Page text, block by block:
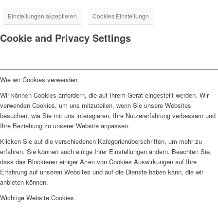
Einstellungen akzeptieren Cookies Einstellungn
Cookie and Privacy Settings
Wie wir Cookies verwenden
Wir können Cookies anfordern, die auf Ihrem Gerät eingestellt werden. Wir
verwenden Cookies, um uns mitzuteilen, wenn Sie unsere Websites
besuchen, wie Sie mit uns interagieren, Ihre Nutzererfahrung verbessern und
Ihre Beziehung zu unserer Website anpassen.
Klicken Sie auf die verschiedenen Kategorienüberschriften, um mehr zu
erfahren. Sie können auch einige Ihrer Einstellungen ändern. Beachten Sie,
dass das Blockieren einiger Arten von Cookies Auswirkungen auf Ihre
Erfahrung auf unseren Websites und auf die Dienste haben kann, die wir
anbieten können.
Wichtige Website Cookies